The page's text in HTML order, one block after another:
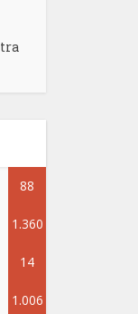
88
1.360
14
1.006